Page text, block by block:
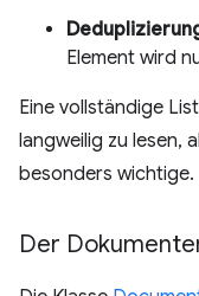
Element wird
Eine vollständige
langweilig zu lesen,
besonders wichtige.
Der